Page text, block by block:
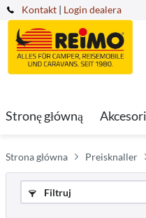
Kontakt | Login dealera
Stronę główną
Strona główna Preisknaller
Filtruj